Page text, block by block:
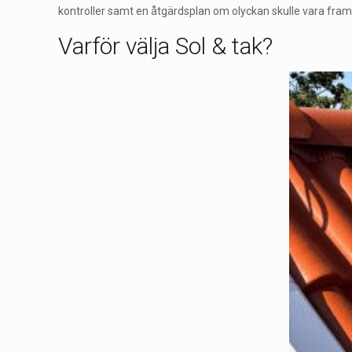
kontroller samt en åtgärdsplan om olyckan skulle vara
Varför välja Sol & tak?